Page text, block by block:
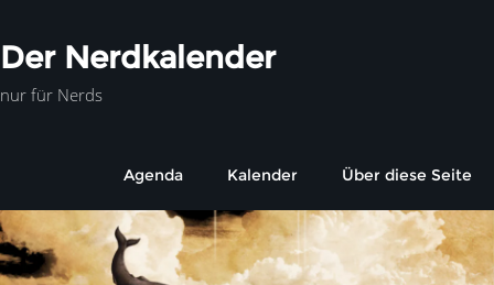
Der Nerdkalender
nur für Nerds
Agenda Kalender Über diese Seite